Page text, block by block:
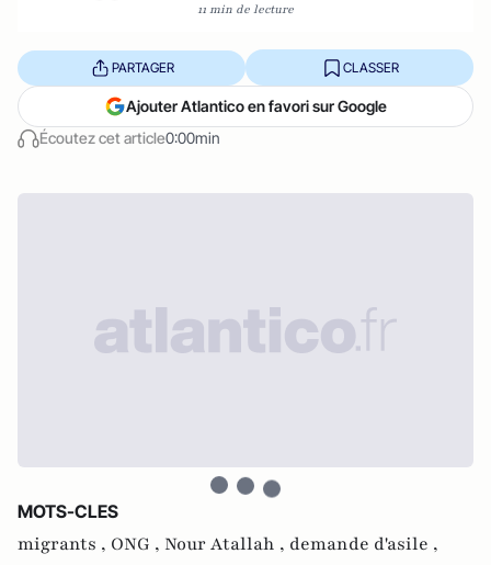
11 min de lecture
Écoutez cet article0:00min
PARTAGER CLASSER
Ajouter Atlantico en favori sur Google
MOTS-CLES
migrants , ONG , Nour Atallah , demande d'asile ,